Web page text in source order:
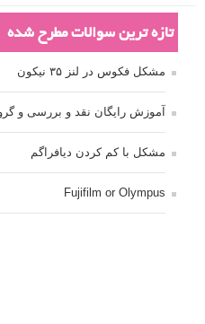
تازه ترین سوالات مطرح شده
مشکل فکوس در لنز ۳۵ نیکون
آموزش رایگان نقد و بررسی و
مشکل با کم کردن دیافراگم
Fujifilm or Olympus